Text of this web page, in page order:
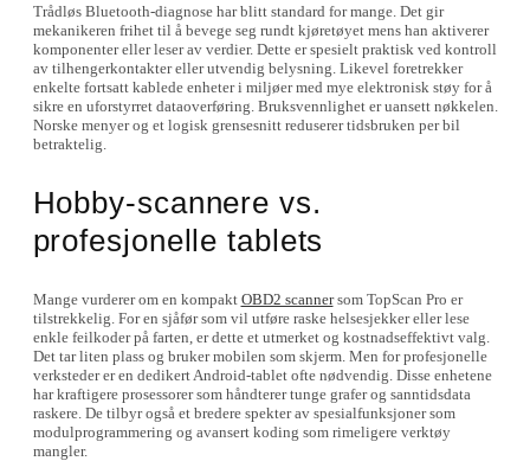
Trådløs Bluetooth-diagnose har blitt standard for mange. Det gir
mekanikeren frihet til å bevege seg rundt kjøretøyet mens han aktiverer
komponenter eller leser av verdier. Dette er spesielt praktisk ved kontroll
av tilhengerkontakter eller utvendig belysning. Likevel foretrekker
enkelte fortsatt kablede enheter i miljøer med mye elektronisk støy for å
sikre en uforstyrret dataoverføring. Bruksvennlighet er uansett nøkkelen.
Norske menyer og et logisk grensesnitt reduserer tidsbruken per bil
betraktelig.
Hobby-scannere vs.
profesjonelle tablets
Mange vurderer om en kompakt OBD2 scannersom TopScan Pro er
tilstrekkelig. For en sjåfør som vil utføre raske helsesjekker eller lese
enkle feilkoder på farten, er dette et utmerket og kostnadseffektivt valg.
Det tar liten plass og bruker mobilen som skjerm. Men for profesjonelle
verksteder er en dedikert Android-tablet ofte nødvendig. Disse enhetene
har kraftigere prosessorer som håndterer tunge grafer og sanntidsdata
raskere. De tilbyr også et bredere spekter av spesialfunksjoner som
modulprogrammering og avansert koding som rimeligere verktøy
mangler.